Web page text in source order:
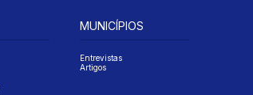
MUNICÍPIOS
Entrevistas
Artigos